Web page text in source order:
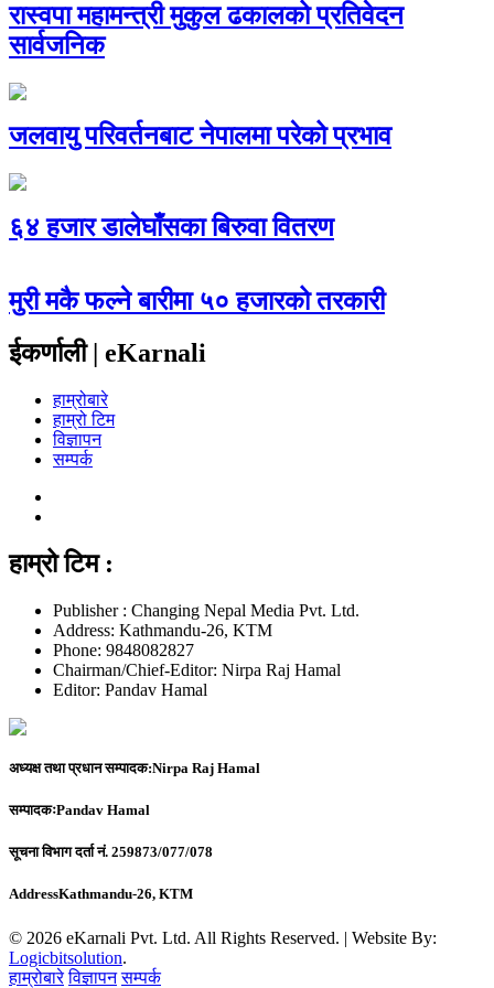
रास्वपा महामन्त्री मुकुल ढकालको प्रतिवेदन
सार्वजनिक
जलवायु परिवर्तनबाट नेपालमा परेको प्रभाव
६४ हजार डालेघाँसका बिरुवा वितरण
मुरी मकै फल्ने बारीमा ५० हजारको तरकारी
ईकर्णाली | eKarnali
हाम्रोबारे
हाम्रो टिम
विज्ञापन
सम्पर्क
हाम्रो टिम :
Publisher : Changing Nepal Media Pvt. Ltd.
Address: Kathmandu-26, KTM
Phone: 9848082827
Chairman/Chief-Editor: Nirpa Raj Hamal
Editor: Pandav Hamal
अध्यक्ष तथा प्रधान सम्पादक:Nirpa Raj Hamal
सम्पादकःPandav Hamal
सूचना विभाग दर्ता नं. 259873/077/078
AddressKathmandu-26, KTM
© 2026 eKarnali Pvt. Ltd. All Rights Reserved. | Website By:
Logicbitsolution.
हाम्रोबारे विज्ञापन सम्पर्क